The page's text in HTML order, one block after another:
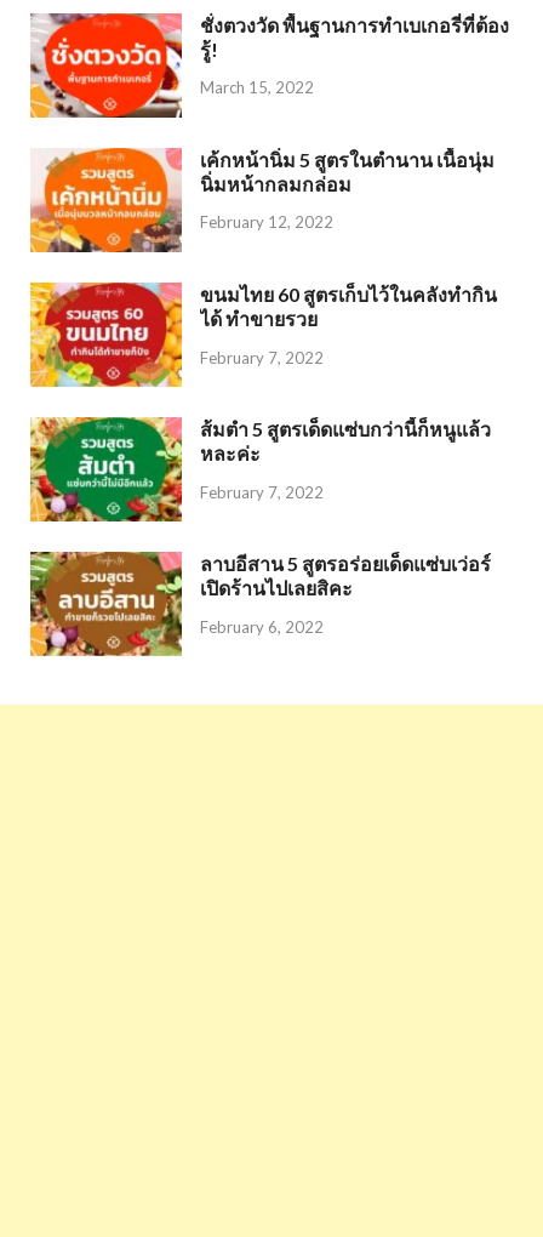
ชั่งตวงวัด พื้นฐานการทำเบเกอรี่ที่ต้อง
รู้!
March 15, 2022
เค้กหน้านิ่ม 5 สูตรในตำนาน เนื้อนุ่ม
นิ่มหน้ากลมกล่อม
February 12, 2022
ขนมไทย 60 สูตรเก็บไว้ในคลังทำกิน
ได้ ทำขายรวย
February 7, 2022
ส้มตำ 5 สูตรเด็ดแซ่บกว่านี้ก็หนูแล้ว
หละค่ะ
February 7, 2022
ลาบอีสาน 5 สูตรอร่อยเด็ดแซ่บเว่อร์
เปิดร้านไปเลยสิคะ
February 6, 2022